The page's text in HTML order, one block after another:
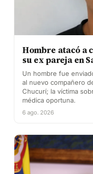
Hombre atacó a
su ex pareja en
Un hombre fue
al nuevo compañero
Chucurí; la víctima
médica oportuna.
6 ago. 2026